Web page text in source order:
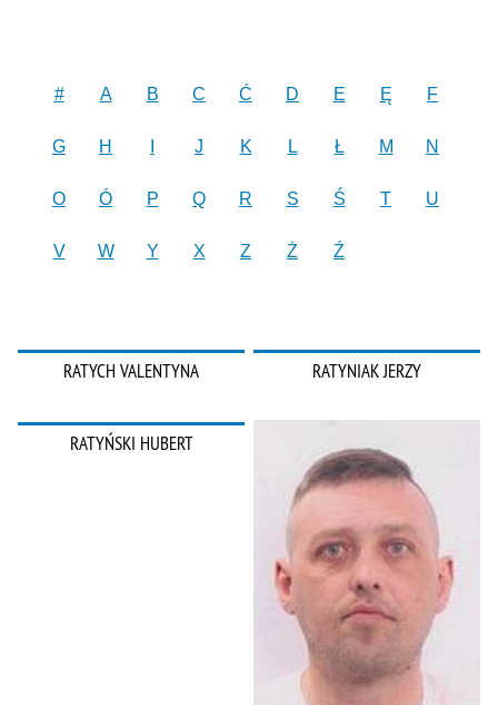
# A B C Ć D E Ę F
G H J K L Ł M N
O Ó P Q R S Ś T U
V W Y X Z Ż Ź
RATYCH VALENTYNA RATYNIAK JERZY
RATYŃSKI HUBERT